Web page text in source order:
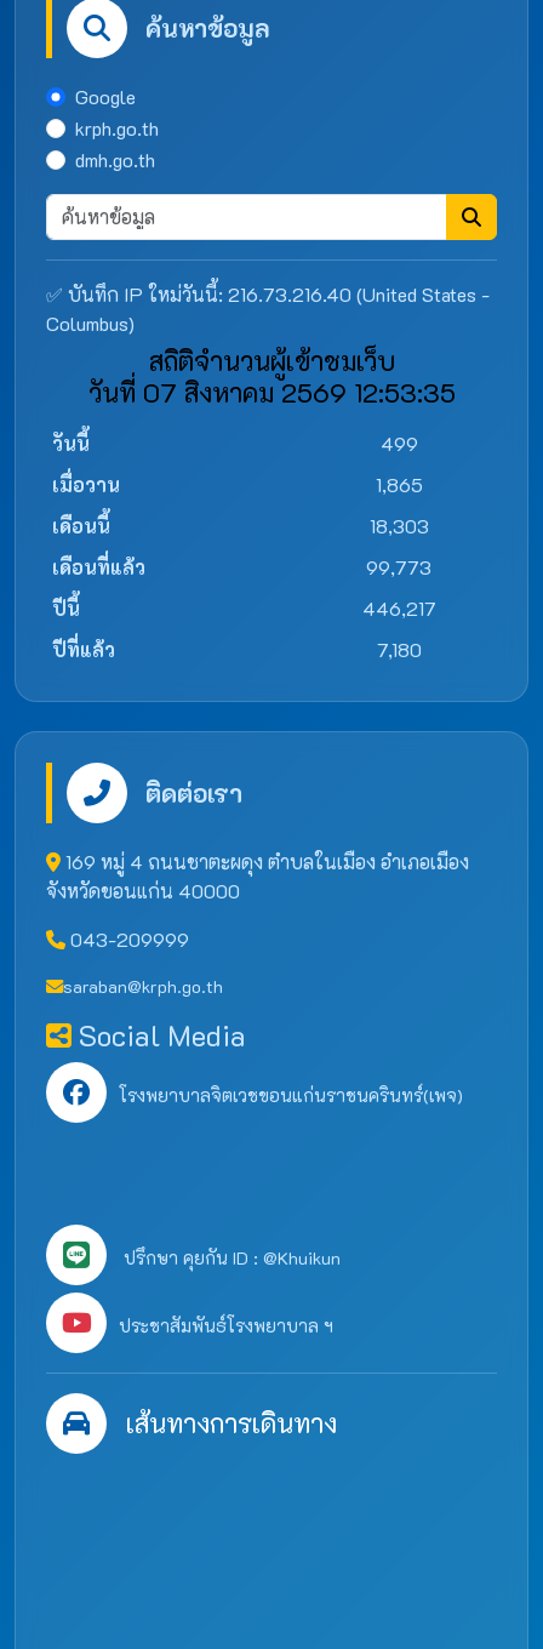
ค้นหาข้อมูล
Google
krph.go.th
dmh.go.th
✅ บันทึก IP ใหม่วันนี้: 216.73.216.40 (United States -
Columbus)
สถิติจำนวนผู้เข้าชมเว็บ
วันที่ 07 สิงหาคม 2569 12:53:35
วันนี้
499
เมื่อวาน
1,865
เดือนนี้
18,303
เดือนที่แล้ว
99,773
ปีนี้
446,217
ปีที่แล้ว
7,180
ติดต่อเรา
169 หมู่ 4 ถนนชาตะผดุง ตำบลในเมือง อำเภอเมือง
จังหวัดขอนแก่น 40000
043-209999
saraban@krph.go.th
Social Media
โรงพยาบาลจิตเวชขอนแก่นราชนครินทร์(เพจ)
ปรึกษา คุยกัน ID : @Khuikun
ประชาสัมพันธ์โรงพยาบาล ฯ
เส้นทางการเดินทาง